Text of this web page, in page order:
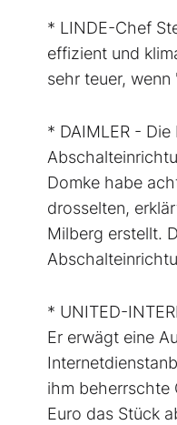
* LINDE-Chef
effizient und
sehr teuer,
* DAIMLER -
Domke habe
drosselten,
Milberg erstellt.
* UNITED-
Er erwägt eine
ihm beherrschte
Euro das Stück